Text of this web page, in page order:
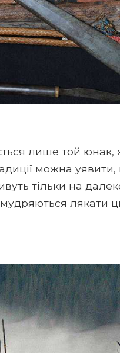
лише той юнак,
можна
тільки на
лякати